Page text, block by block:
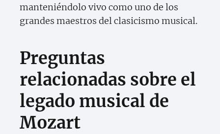
manteniéndolo vivo como uno de los
grandes maestros del clasicismo musical.
Preguntas
relacionadas sobre el
legado musical de
Mozart